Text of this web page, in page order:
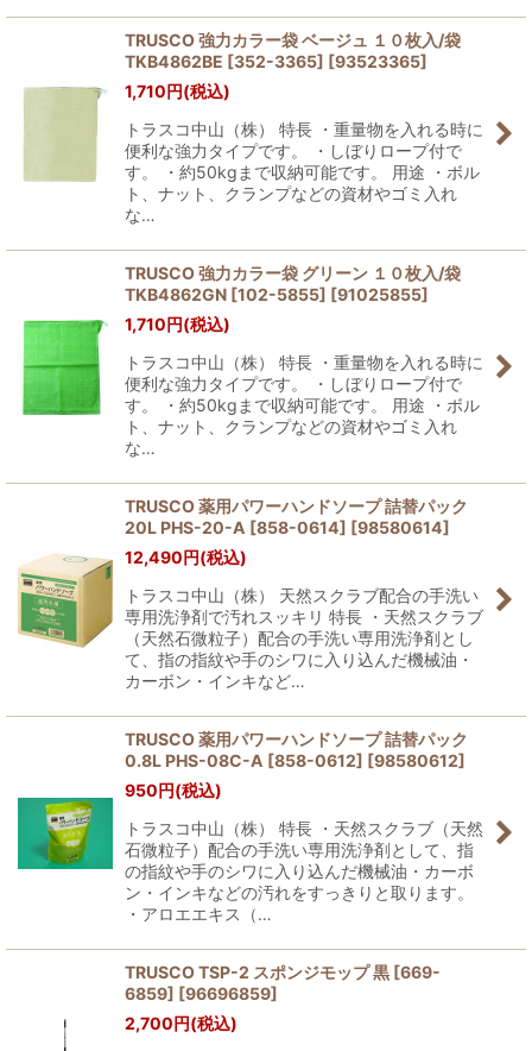
TRUSCO 強力カラー袋 ベージュ １０枚入/袋
TKB4862BE [352-3365] [93523365]
1,710円(税込)
トラスコ中山（株） 特長 ・重量物を入れる時に
便利な強力タイプです。 ・しぼりロープ付で
す。 ・約50kgまで収納可能です。 用途 ・ボル
ト、ナット、クランプなどの資材やゴミ入れ
な…
TRUSCO 強力カラー袋 グリーン １０枚入/袋
TKB4862GN [102-5855] [91025855]
1,710円(税込)
トラスコ中山（株） 特長 ・重量物を入れる時に
便利な強力タイプです。 ・しぼりロープ付で
す。 ・約50kgまで収納可能です。 用途 ・ボル
ト、ナット、クランプなどの資材やゴミ入れ
な…
TRUSCO 薬用パワーハンドソープ 詰替パック
20L PHS-20-A [858-0614] [98580614]
12,490円(税込)
トラスコ中山（株） 天然スクラブ配合の手洗い
専用洗浄剤で汚れスッキリ 特長 ・天然スクラブ
（天然石微粒子）配合の手洗い専用洗浄剤とし
て、指の指紋や手のシワに入り込んだ機械油・
カーボン・インキなど…
TRUSCO 薬用パワーハンドソープ 詰替パック
0.8L PHS-08C-A [858-0612] [98580612]
950円(税込)
トラスコ中山（株） 特長 ・天然スクラブ（天然
石微粒子）配合の手洗い専用洗浄剤として、指
の指紋や手のシワに入り込んだ機械油・カーボ
ン・インキなどの汚れをすっきりと取ります。
・アロエエキス（…
TRUSCO TSP-2 スポンジモップ 黒 [669-
6859] [96696859]
2,700円(税込)